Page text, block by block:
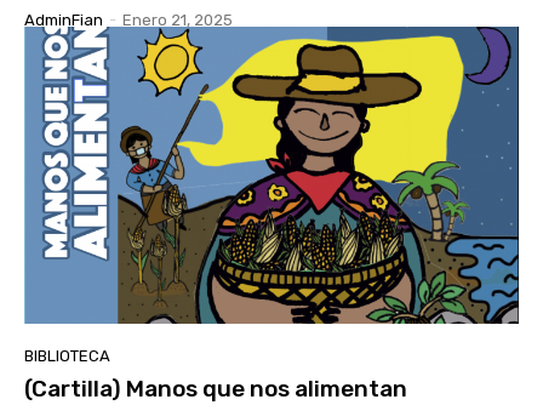
AdminFian - Enero 21, 2025
BIBLIOTECA
(Cartilla) Manos que nos alimentan